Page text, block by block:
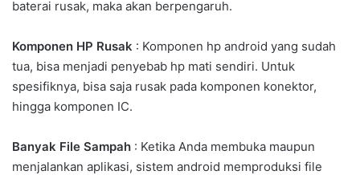
baterai rusak, maka akan berpengaruh.
Komponen HP Rusak : Komponen hp android yang sudah
tua, bisa menjadi penyebab hp mati sendiri. Untuk
spesifiknya, bisa saja rusak pada komponen konektor,
hingga komponen IC.
Banyak File Sampah : Ketika Anda membuka maupun
menjalankan aplikasi, sistem android memproduksi file